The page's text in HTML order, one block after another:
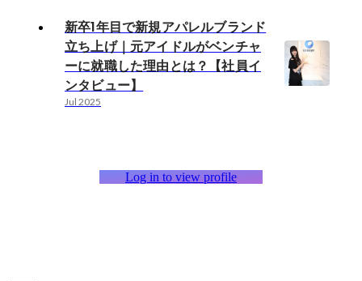
新卒1年目で新規アパレルブランド
立ち上げ｜元アイドルがベンチャ
ーに就職した理由とは？【社員イ
ンタビュー】
Jul 2025
Log in to view profile